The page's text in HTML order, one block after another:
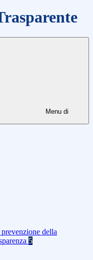
Menu di
della
5